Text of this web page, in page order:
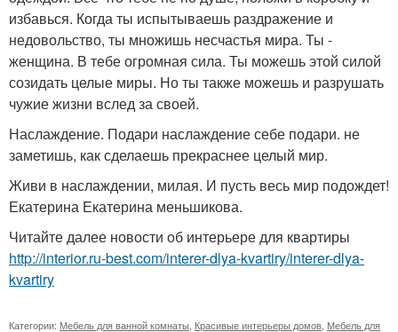
избавься. Когда ты испытываешь раздражение и
недовольство, ты множишь несчастья мира. Ты -
женщина. В тебе огромная сила. Ты можешь этой силой
созидать целые миры. Но ты также можешь и разрушать
чужие жизни вслед за своей.
Наслаждение. Подари наслаждение себе подари. не
заметишь, как сделаешь прекраснее целый мир.
Живи в наслаждении, милая. И пусть весь мир подождет!
Екатерина Екатерина меньшикова.
Читайте далее новости об интерьере для квартиры
http://interior.ru-best.com/interer-dlya-kvartiry/interer-dlya-
kvartiry
Категории: Мебель для ванной комнаты Красивые интерьеры домов Мебель для